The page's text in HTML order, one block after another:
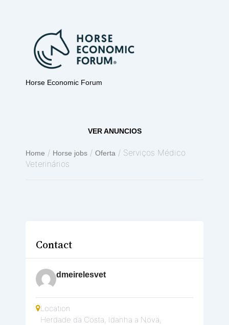
Horse Economic Forum
VER ANUNCIOS
Home / Horse jobs /Oferta / Serviços Médico
Veterinários
Contact
dmeirelesvet
Location
Herdade da Costa, Idanha a Nova